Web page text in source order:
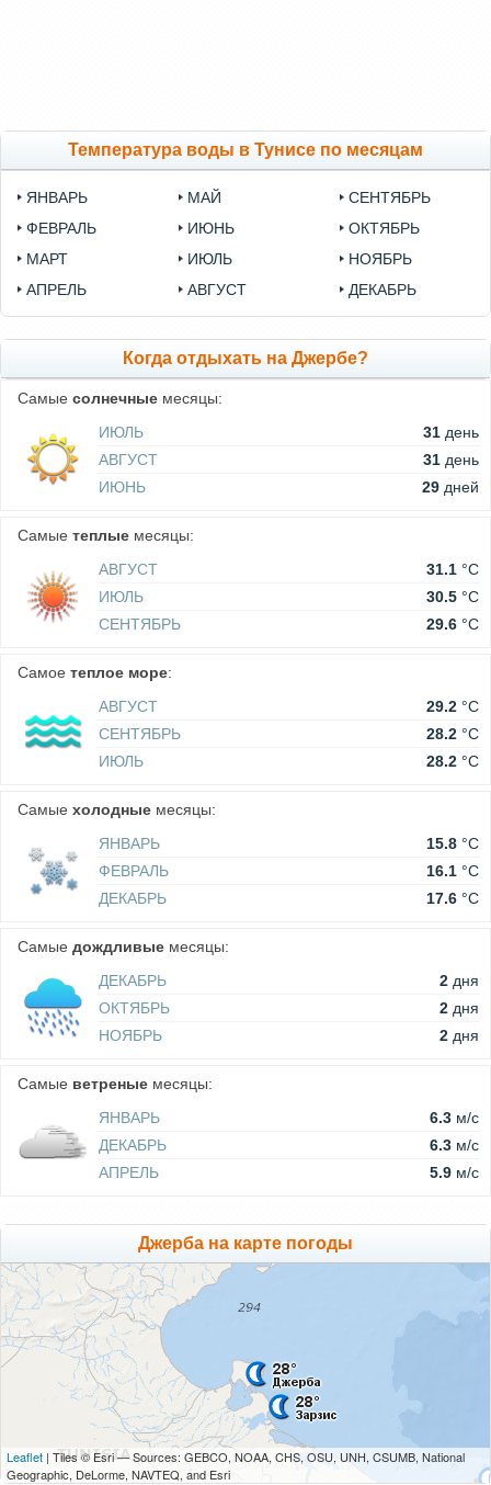
Температура воды в Тунисе по месяцам
ЯНВАРЬ
ФЕВРАЛЬ
МАРТ
АПРЕЛЬ
МАЙ
ИЮНЬ
ИЮЛЬ
АВГУСТ
СЕНТЯБРЬ
ОКТЯБРЬ
НОЯБРЬ
ДЕКАБРЬ
Когда отдыхать на Джербе?
Самые солнечные месяцы:
ИЮЛЬ
31 день
АВГУСТ
31 день
ИЮНЬ
29 дней
Самые теплые месяцы:
АВГУСТ
31.1 °C
ИЮЛЬ
30.5 °C
СЕНТЯБРЬ
29.6 °C
Самое теплое море:
АВГУСТ
29.2 °C
СЕНТЯБРЬ
28.2 °C
ИЮЛЬ
28.2 °C
Самые холодные месяцы:
ЯНВАРЬ
15.8 °C
ФЕВРАЛЬ
16.1 °C
ДЕКАБРЬ
17.6 °C
Самые дождливые месяцы:
ДЕКАБРЬ
2 дня
ОКТЯБРЬ
2 дня
НОЯБРЬ
2 дня
Самые ветреные месяцы:
ЯНВАРЬ
6.3 м/c
ДЕКАБРЬ
6.3 м/c
АПРЕЛЬ
5.9 м/c
Джерба на карте погоды
Leaflet | Tiles © Esri — Sources: GEBCO, NOAA, CHS, OSU, UNH, CSUMB, National
Geographic, DeLorme, NAVTEQ, and Esri